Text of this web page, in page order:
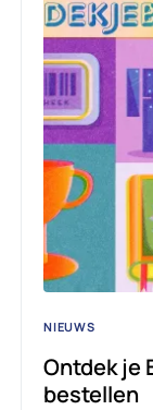
NIEUWS
Ontdek je
bestellen